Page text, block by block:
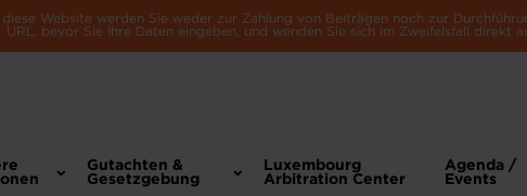
Website werden Sie weder zur Zahlung von Beiträgen noch zur
URL, bevor Sie Ihre Daten eingeben, und wenden Sie sich im Zweifelsfall direkt
Gutachten &
Gesetzgebung
Luxembourg
Arbitration Center
Agenda /
Events